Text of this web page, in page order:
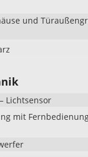
und
Lichtsensor
mit